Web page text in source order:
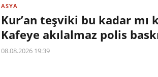
ASYA
Kur’an teşviki bu kadar mı
Kafeye akılalmaz polis
08.08.2026 19:39